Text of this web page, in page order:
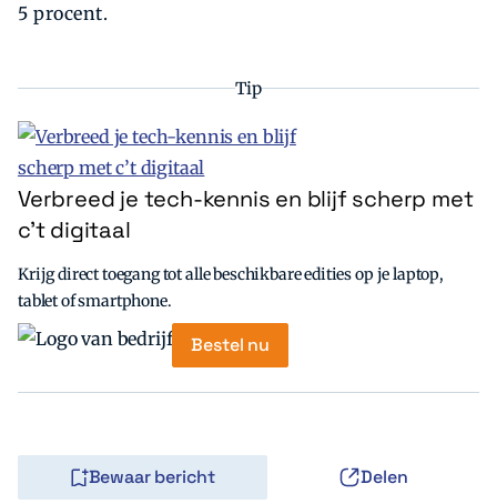
5 procent.
Tip
Verbreed je tech-kennis en blijf scherp met
c’t digitaal
Krijg direct toegang tot alle beschikbare edities op je laptop,
tablet of smartphone.
Bestel nu
Bewaar bericht Delen